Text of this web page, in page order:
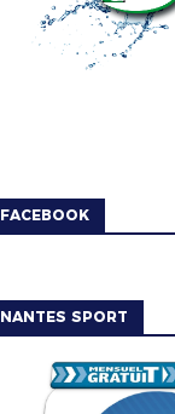
FACEBOOK
NANTES SPORT